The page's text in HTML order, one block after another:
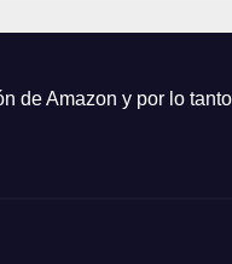
de Amazon y por lo